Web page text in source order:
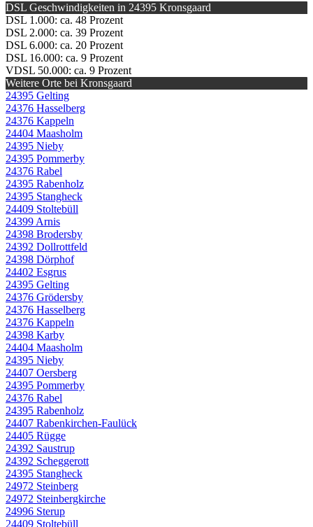
DSL Geschwindigkeiten in 24395 Kronsgaard
DSL 1.000: ca. 48 Prozent
DSL 2.000: ca. 39 Prozent
DSL 6.000: ca. 20 Prozent
DSL 16.000: ca. 9 Prozent
VDSL 50.000: ca. 9 Prozent
Weitere Orte bei Kronsgaard
24395 Gelting
24376 Hasselberg
24376 Kappeln
24404 Maasholm
24395 Nieby
24395 Pommerby
24376 Rabel
24395 Rabenholz
24395 Stangheck
24409 Stoltebüll
24399 Arnis
24398 Brodersby
24392 Dollrottfeld
24398 Dörphof
24402 Esgrus
24395 Gelting
24376 Grödersby
24376 Hasselberg
24376 Kappeln
24398 Karby
24404 Maasholm
24395 Nieby
24407 Oersberg
24395 Pommerby
24376 Rabel
24395 Rabenholz
24407 Rabenkirchen-Faulück
24405 Rügge
24392 Saustrup
24392 Scheggerott
24395 Stangheck
24972 Steinberg
24972 Steinbergkirche
24996 Sterup
24409 Stoltebüll